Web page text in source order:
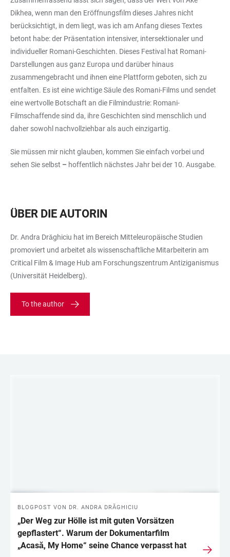
Dikhea, wenn man den Eröffnungsfilm dieses Jahres nicht
berücksichtigt, in dem liegt, was ich am Anfang dieses Textes
betont habe: der Präsentation intensiver, intersektionaler und
individueller Romani-Geschichten. Dieses Festival hat Romani-
Darstellungen aus ganz Europa und darüber hinaus
zusammengebracht und ihnen eine Plattform geboten, sich zu
entfalten. Es ist eine wichtige Säule des Romani-Films und sendet
eine wertvolle Botschaft an die Filmindustrie: Romani-
Filmschaffende sind da, ihre Geschichten sind menschlich und
daher sowohl nachvollziehbar als auch einzigartig.
Sie müssen mir nicht glauben, kommen Sie einfach vorbei und
sehen Sie selbst – hoffentlich nächstes Jahr bei der 10. Ausgabe.
ÜBER DIE AUTORIN
Dr. Andra Drăghiciu hat im Bereich Mitteleuropäische Studien
promoviert und arbeitet als wissenschaftliche Mitarbeiterin am
Critical Film & Image Hub am Forschungszentrum Antiziganismus
(Universität Heidelberg).
To the author
BLOGPOST VON DR. ANDRA DRĂGHICIU
„Der Weg zur Hölle ist mit guten Vorsätzen
gepflastert“. Warum der Dokumentarfilm
„Acasă, My Home“ seine Chance verpasst hat